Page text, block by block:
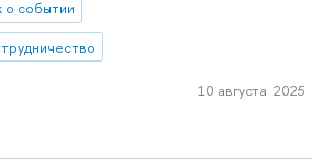
событии
10 августа 2025